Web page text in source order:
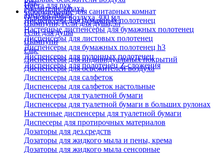
Паста для рук
Твердое мыло
Шампуни, гели для душа,5л
Гели для душа
Шампуни
Удалители запаха
Освежители воздуха 300 мл
Еще
Оборудование для санитарных комнат
Диспенсеры для бумажных полотенец
Настенные диспенсеры для бумажных полотенец
Диспенсеры для листовых полотенец
Диспенсеры для бумажных полотенец h3
Диспенсеры для рулонных полотенец
Диспенсеры для полотенец Z-сложения
Еще
Диспенсеры для индивидуальных покрытий
Диспенсеры для освежителей воздуха
Диспенсеры для салфеток
Диспенсеры для салфеток настольные
Диспенсеры для туалетной бумаги
Диспенсеры для туалетной бумаги в больших рулонах
Настенные диспенсеры для туалетной бумаги
Диспесеры для протирочных материалов
Дозаторы для дез.средств
Дозаторы для жидкого мыла и пены, крема
Дозаторы для жидкого мыла сенсорные